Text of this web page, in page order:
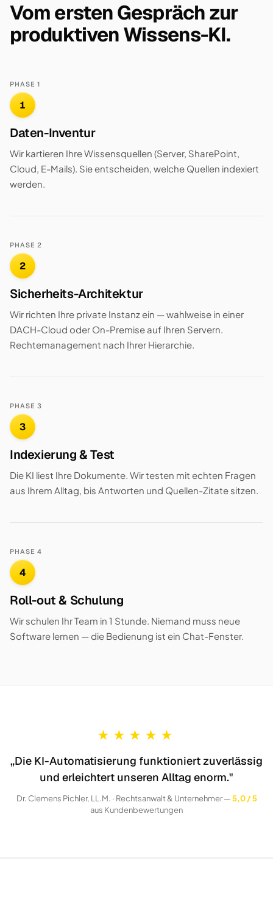
Vom ersten Gespräch zur
produktiven Wissens-KI.
PHASE 1
1
Daten-Inventur
Wir kartieren Ihre Wissensquellen (Server, SharePoint,
Cloud, E-Mails). Sie entscheiden, welche Quellen indexiert
werden.
PHASE 2
2
Sicherheits-Architektur
Wir richten Ihre private Instanz ein — wahlweise in einer
DACH-Cloud oder On-Premise auf Ihren Servern.
Rechtemanagement nach Ihrer Hierarchie.
PHASE 3
3
Indexierung & Test
Die KI liest Ihre Dokumente. Wir testen mit echten Fragen
aus Ihrem Alltag, bis Antworten und Quellen-Zitate sitzen.
PHASE 4
4
Roll-out & Schulung
Wir schulen Ihr Team in 1 Stunde. Niemand muss neue
Software lernen — die Bedienung ist ein Chat-Fenster.
★ ★ ★ ★ ★
„Die KI-Automatisierung funktioniert zuverlässig
und erleichtert unseren Alltag enorm."
Dr. Clemens Pichler, LL.M. · Rechtsanwalt & Unternehmer —5,0 / 5
aus Kundenbewertungen